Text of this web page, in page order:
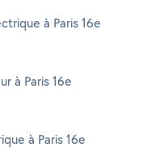
à Paris 16e
à Paris 16e
à Paris 16e